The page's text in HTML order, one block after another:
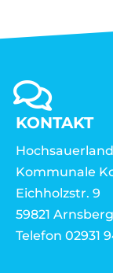
KONTAKT
Kommunale
Eichholzstr. 9
59821 Arnsberg
Telefon 02931